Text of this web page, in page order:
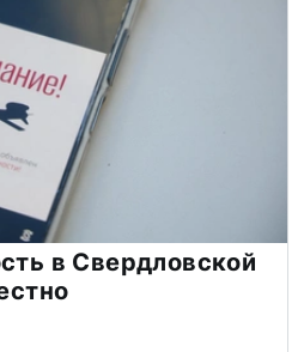
в Свердловской